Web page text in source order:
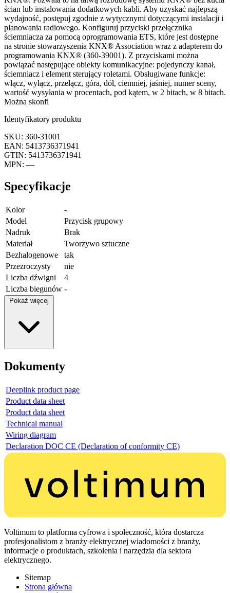
ścian lub instalowania dodatkowych kabli. Aby uzyskać najlepszą
wydajność, postępuj zgodnie z wytycznymi dotyczącymi instalacji i
planowania radiowego. Konfiguruj przyciski przełącznika
ściemniacza za pomocą oprogramowania ETS, które jest dostępne
na stronie stowarzyszenia KNX® Association wraz z adapterem do
programowania KNX® (360-39001). Z przyciskami można
powiązać następujące obiekty komunikacyjne: pojedynczy kanał,
ściemniacz i element sterujący roletami. Obsługiwane funkcje:
włącz, wyłącz, przełącz, góra, dół, ciemniej, jaśniej, numer sceny,
wartość wysyłania w procentach, pod kątem, w 2 bitach, w 8 bitach.
Można skonfi
Identyfikatory produktu
SKU: 360-31001
EAN: 5413736371941
GTIN: 5413736371941
MPN: —
Specyfikacje
Kolor
-
Model
Przycisk grupowy
Nadruk
Brak
Materiał
Tworzywo sztuczne
Bezhalogenowe
tak
Przezroczysty
nie
Liczba dźwigni
4
Liczba biegunów -
Pokaż więcej
Dokumenty
Deeplink product page
Product data sheet
Product data sheet
Technical manual
Wiring diagram
Declaration DOC CE (Declaration of conformity CE)
Voltimum to platforma cyfrowa i społeczność, która dostarcza
profesjonalistom z branży elektrycznej wiadomości z branży,
informacje o produktach, szkolenia i narzędzia dla sektora
elektrycznego.
Sitemap
Strona główna